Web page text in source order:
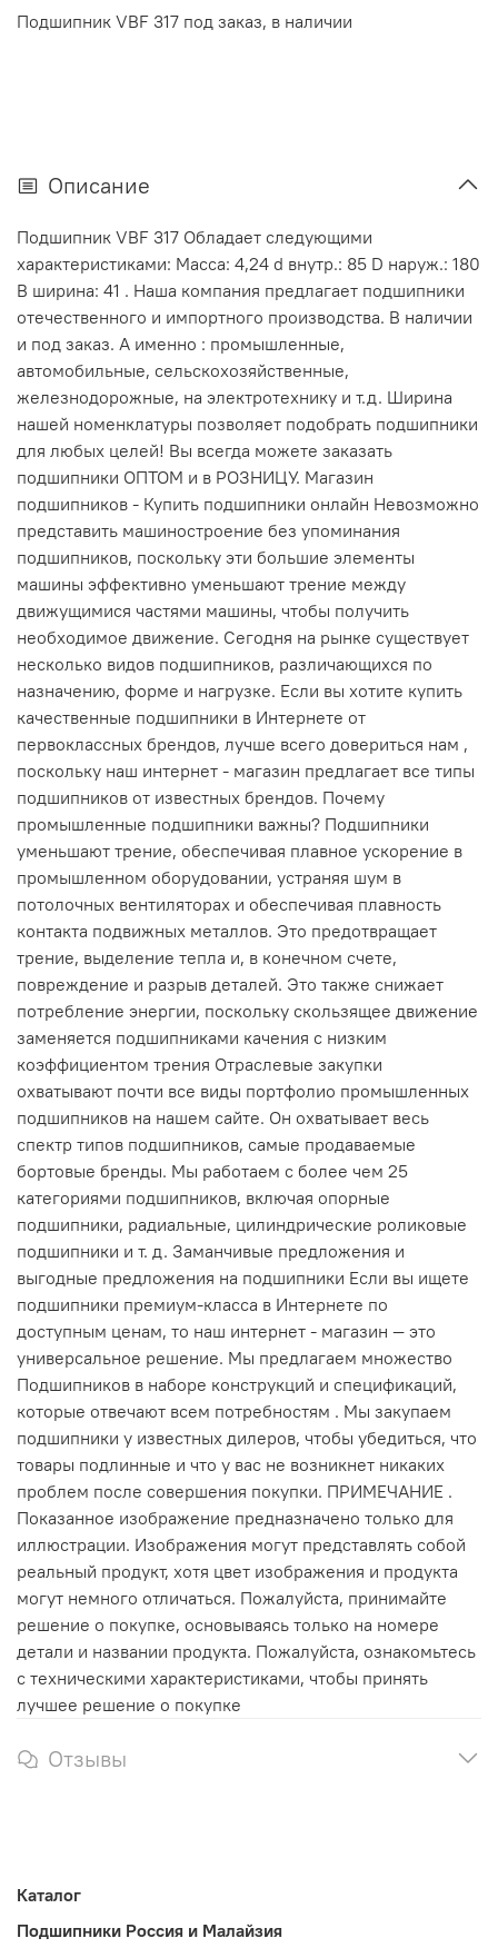
Подшипник VBF 317 под заказ, в наличии
Описание
Подшипник VBF 317 Обладает следующими
характеристиками: Масса: 4,24 d внутр.: 85 D наруж.: 180
В ширина: 41 . Наша компания предлагает подшипники
отечественного и импортного производства. В наличии
и под заказ. А именно : промышленные,
автомобильные, сельскохозяйственные,
железнодорожные, на электротехнику и т.д. Ширина
нашей номенклатуры позволяет подобрать подшипники
для любых целей! Вы всегда можете заказать
подшипники ОПТОМ и в РОЗНИЦУ. Магазин
подшипников - Купить подшипники онлайн Невозможно
представить машиностроение без упоминания
подшипников, поскольку эти большие элементы
машины эффективно уменьшают трение между
движущимися частями машины, чтобы получить
необходимое движение. Сегодня на рынке существует
несколько видов подшипников, различающихся по
назначению, форме и нагрузке. Если вы хотите купить
качественные подшипники в Интернете от
первоклассных брендов, лучше всего довериться нам ,
поскольку наш интернет - магазин предлагает все типы
подшипников от известных брендов. Почему
промышленные подшипники важны? Подшипники
уменьшают трение, обеспечивая плавное ускорение в
промышленном оборудовании, устраняя шум в
потолочных вентиляторах и обеспечивая плавность
контакта подвижных металлов. Это предотвращает
трение, выделение тепла и, в конечном счете,
повреждение и разрыв деталей. Это также снижает
потребление энергии, поскольку скользящее движение
заменяется подшипниками качения с низким
коэффициентом трения Отраслевые закупки
охватывают почти все виды портфолио промышленных
подшипников на нашем сайте. Он охватывает весь
спектр типов подшипников, самые продаваемые
бортовые бренды. Мы работаем с более чем 25
категориями подшипников, включая опорные
подшипники, радиальные, цилиндрические роликовые
подшипники и т. д. Заманчивые предложения и
выгодные предложения на подшипники Если вы ищете
подшипники премиум-класса в Интернете по
доступным ценам, то наш интернет - магазин — это
универсальное решение. Мы предлагаем множество
Подшипников в наборе конструкций и спецификаций,
которые отвечают всем потребностям . Мы закупаем
подшипники у известных дилеров, чтобы убедиться, что
товары подлинные и что у вас не возникнет никаких
проблем после совершения покупки. ПРИМЕЧАНИЕ .
Показанное изображение предназначено только для
иллюстрации. Изображения могут представлять собой
реальный продукт, хотя цвет изображения и продукта
могут немного отличаться. Пожалуйста, принимайте
решение о покупке, основываясь только на номере
детали и названии продукта. Пожалуйста, ознакомьтесь
с техническими характеристиками, чтобы принять
лучшее решение о покупке
Отзывы
Каталог
Подшипники Россия и Малайзия